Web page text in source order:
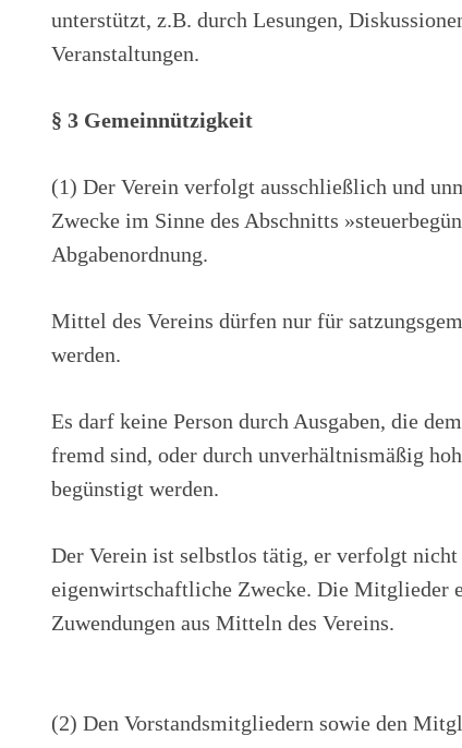
unterstützt, z.B. durch Lesungen,
Veranstaltungen.
§ 3 Gemeinnützigkeit
(1) Der Verein verfolgt ausschließlich und
Zwecke im Sinne des Abschnitts
Abgabenordnung.
Mittel des Vereins dürfen nur für
werden.
Es darf keine Person durch Ausgaben, die
fremd sind, oder durch unverhältnismäßig
begünstigt werden.
Der Verein ist selbstlos tätig, er verfolgt
eigenwirtschaftliche Zwecke. Die Mitglieder
Zuwendungen aus Mitteln des Vereins.
(2) Den Vorstandsmitgliedern sowie den